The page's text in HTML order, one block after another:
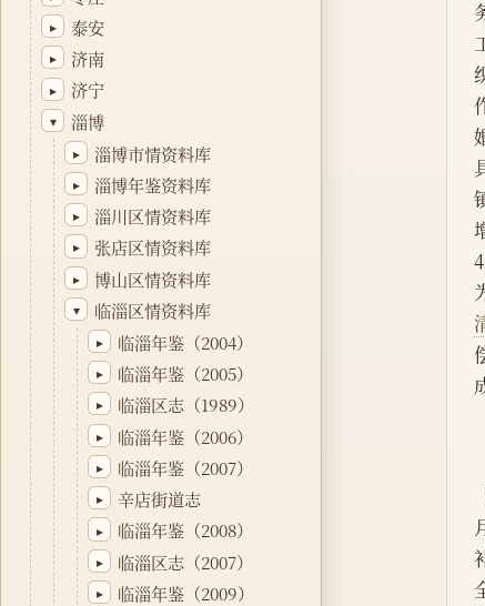
▸ 泰安
▸ 济南
▸ 济宁
▾ 淄博
▸ 淄博市情资料库
▸ 淄博年鉴资料库
▸ 淄川区情资料库
▸ 张店区情资料库
▸ 博山区情资料库
▾ 临淄区情资料库
▸ 临淄年鉴（2004）
▸ 临淄年鉴（2005）
▸ 临淄区志（1989）
▸ 临淄年鉴（2006）
▸ 临淄年鉴（2007）
▸ 辛店街道志
▸ 临淄年鉴（2008）
▸ 临淄区志（2007）
▸ 临淄年鉴（2009）